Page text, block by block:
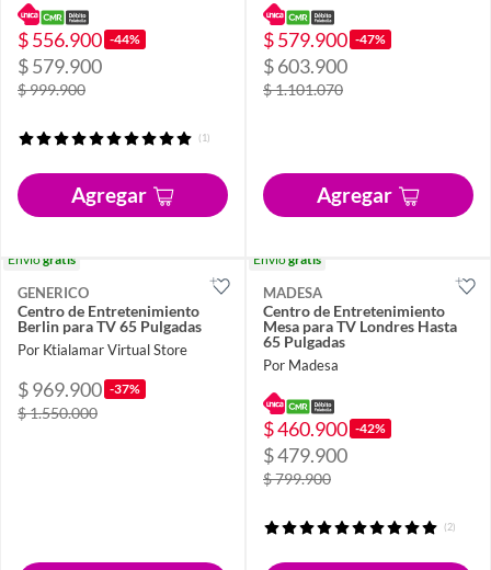
$ 556.900 -44%
$ 579.900
$ 999.900
(1)
Agregar
$ 579.900 -47%
$ 603.900
$ 1.101.070
Agregar
Envíogratis
GENERICO
Centro de Entretenimiento
Berlin para TV 65 Pulgadas
Por Ktialamar Virtual Store
$ 969.900 -37%
$ 1.550.000
Envíogratis
MADESA
Centro de Entretenimiento
Mesa para TV Londres Hasta
65 Pulgadas
Por Madesa
$ 460.900 -42%
$ 479.900
$ 799.900
(2)